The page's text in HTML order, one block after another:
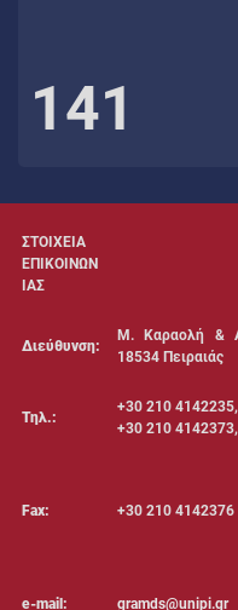
141
ΣΤΟΙΧΕΙΑ
ΕΠΙΚΟΙΝΩΝ
ΙΑΣ
Διεύθυνση:
Μ. Καραολή &
18534 Πειραιάς
Τηλ.:
+30 210
+30 210
Fax: +30 210 4142376
e-mail: gramds@unipi.gr